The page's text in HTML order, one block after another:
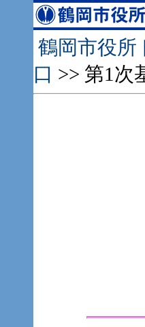
鶴岡市役所
口 >> 第1次